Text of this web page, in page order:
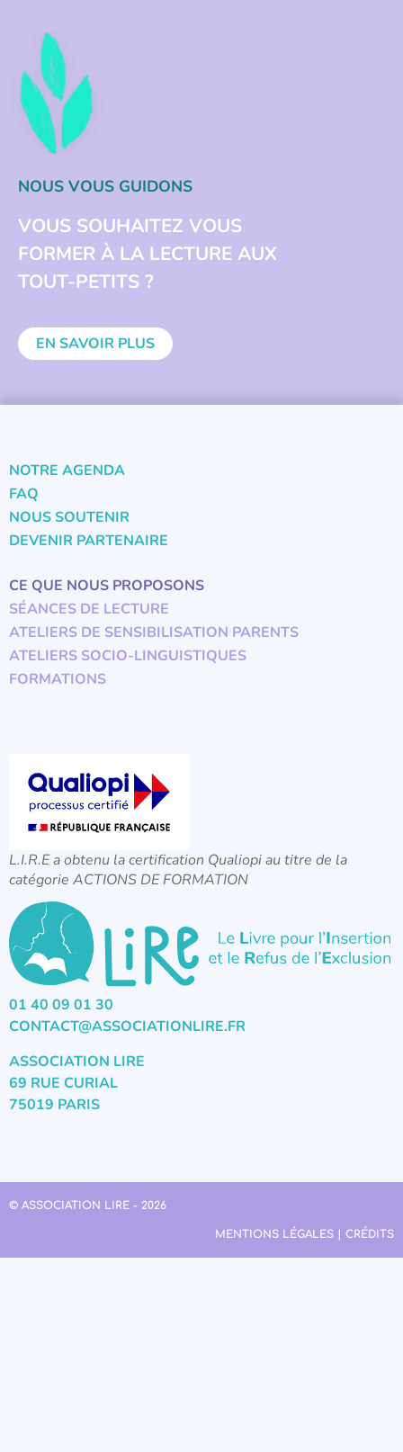
NOUS VOUS GUIDONS
VOUS SOUHAITEZ VOUS
FORMER À LA LECTURE AUX
TOUT-PETITS ?
EN SAVOIR PLUS
NOTRE AGENDA
FAQ
NOUS SOUTENIR
DEVENIR PARTENAIRE
CE QUE NOUS PROPOSONS
SÉANCES DE LECTURE
ATELIERS DE SENSIBILISATION PARENTS
ATELIERS SOCIO-LINGUISTIQUES
FORMATIONS
L.I.R.E a obtenu la certification Qualiopi au titre de la
catégorie ACTIONS DE FORMATION
01 40 09 01 30
CONTACT@ASSOCIATIONLIRE.FR
ASSOCIATION LIRE
69 RUE CURIAL
75019 PARIS
© ASSOCIATION LIRE - 2026
MENTIONS LÉGALES | CRÉDITS